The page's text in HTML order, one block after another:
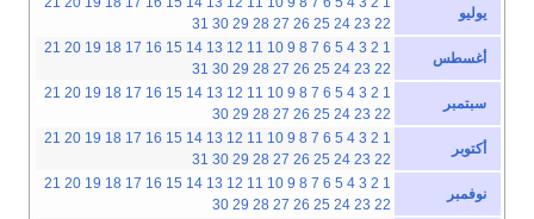
يوليو
22
23
24
25
26
27
28
29
30
31
أغسطس
1
2
3
4
5
6
7
8
9
10
11
12
13
14
15
16
17
18
19
20
21
22
23
24
25
26
27
28
29
30
31
سبتمبر
1
2
3
4
5
6
7
8
9
10
11
12
13
14
15
16
17
18
19
20
21
22
23
24
25
26
27
28
29
30
أكتوبر
1
2
3
4
5
6
7
8
9
10
11
12
13
14
15
16
17
18
19
20
21
22
23
24
25
26
27
28
29
30
31
نوفمبر
1
2
3
4
5
6
7
8
9
10
11
12
13
14
15
16
17
18
19
20
21
22
23
24
25
26
27
28
29
30